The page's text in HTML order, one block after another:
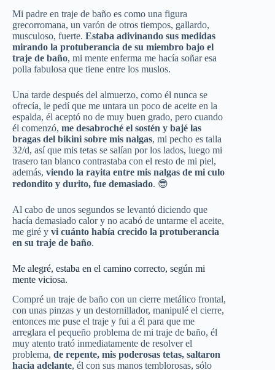
Mi padre en traje de baño es como una figura
grecorromana, un varón de otros tiempos, gallardo,
musculoso, fuerte. Estaba adivinando sus medidas
mirando la protuberancia de su miembro bajo el
traje de baño, mi mente enferma me hacía soñar esa
polla fabulosa que tiene entre los muslos.
Una tarde después del almuerzo, como él nunca se
ofrecía, le pedí que me untara un poco de aceite en la
espalda, él aceptó no de muy buen grado, pero cuando
él comenzó, me desabroché el sostén y bajé las
bragas del bikini sobre mis nalgas, mi pecho es talla
32/d, así que mis tetas se salían por los lados, luego mi
trasero tan blanco contrastaba con el resto de mi piel,
además, viendo la rayita entre mis nalgas de mi culo
redondito y durito, fue demasiado. 😎
Al cabo de unos segundos se levantó diciendo que
hacía demasiado calor y no acabó de untarme el aceite,
me giré y vi cuánto había crecido la protuberancia
en su traje de baño.
Me alegré, estaba en el camino correcto, según mi
mente viciosa.
Compré un traje de baño con un cierre metálico frontal,
con unas pinzas y un destornillador, manipulé el cierre,
entonces me puse el traje y fui a él para que me
arreglara el pequeño problema de mi traje de baño, él
muy atento trató inmediatamente de resolver el
problema, de repente, mis poderosas tetas, saltaron
hacia adelante, él con sus manos temblorosas, sólo